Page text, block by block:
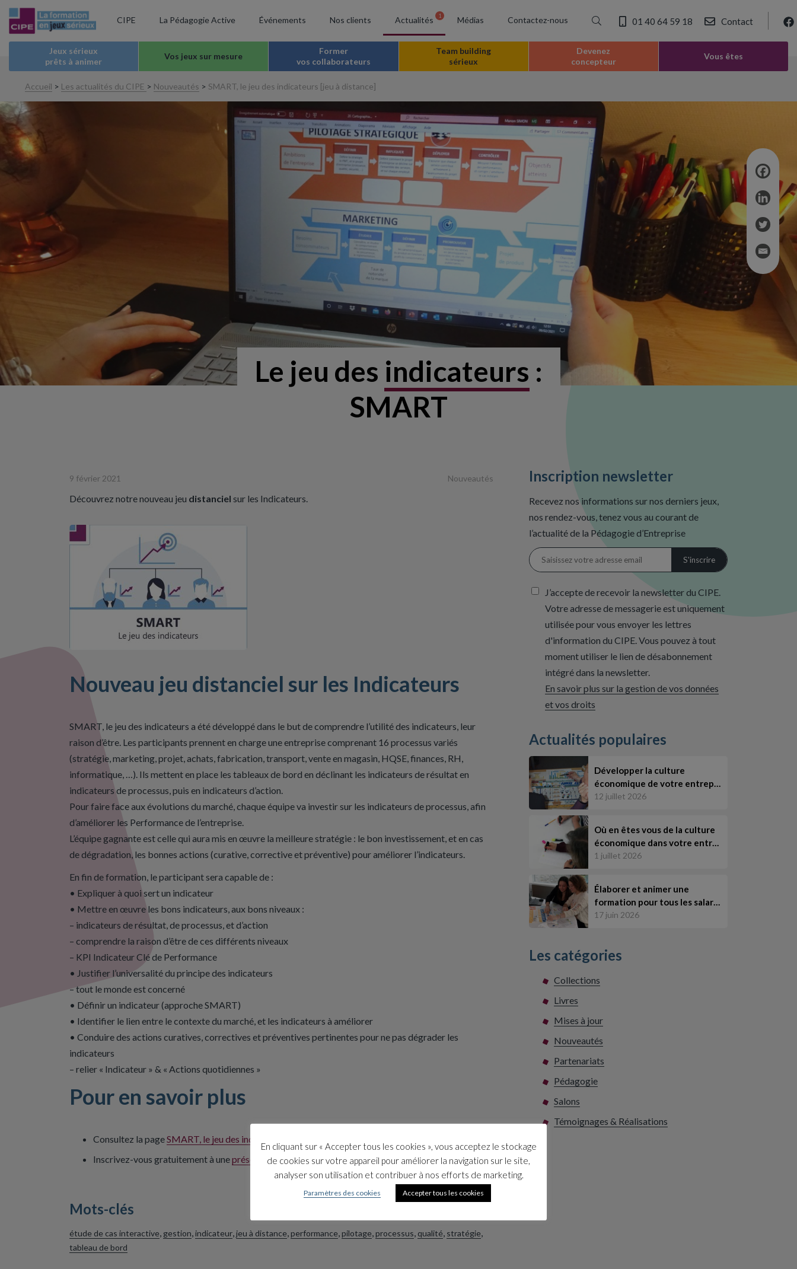
CIPE La Pédagogie Active Événements Nos clients Actualités 1 Médias Contactez-nous 01 40 64 59 18 Contact
Jeux sérieux
prêts à animer
Vos jeux sur mesure
Former
vos collaborateurs
Team building
sérieux
Devenez
concepteur
Vous êtes
Accueil > Les actualités du CIPE > Nouveautés > SMART, le jeu des indicateurs [jeu à distance]
Le jeu des indicateurs :
SMART
9 février 2021 Nouveautés
Découvrez notre nouveau jeu distanciel sur les Indicateurs.
Nouveau jeu distanciel sur les Indicateurs
SMART, le jeu des indicateurs a été développé dans le but de comprendre l’utilité des indicateurs, leur
raison d’être. Les participants prennent en charge une entreprise comprenant 16 processus variés
(stratégie, marketing, projet, achats, fabrication, transport, vente en magasin, HQSE, finances, RH,
informatique, …). Ils mettent en place les tableaux de bord en déclinant les indicateurs de résultat en
indicateurs de processus, puis en indicateurs d’action.
Pour faire face aux évolutions du marché, chaque équipe va investir sur les indicateurs de processus, afin
d’améliorer les Performance de l’entreprise.
L’équipe gagnante est celle qui aura mis en œuvre la meilleure stratégie : le bon investissement, et en cas
de dégradation, les bonnes actions (curative, corrective et préventive) pour améliorer l’indicateurs.
En fin de formation, le participant sera capable de :
• Expliquer à quoi sert un indicateur
• Mettre en œuvre les bons indicateurs, aux bons niveaux :
– indicateurs de résultat, de processus, et d’action
– comprendre la raison d’être de ces différents niveaux
– KPI Indicateur Clé de Performance
• Justifier l’universalité du principe des indicateurs
– tout le monde est concerné
• Définir un indicateur (approche SMART)
• Identifier le lien entre le contexte du marché, et les indicateurs à améliorer
• Conduire des actions curatives, correctives et préventives pertinentes pour ne pas dégrader les
indicateurs
– relier « Indicateur » & « Actions quotidiennes »
Pour en savoir plus
Consultez la pageSMART, le jeu des indicateurs [jeu distanciel]
Inscrivez-vous gratuitement à uneprésentation en ligne de notre jeu SMART.
Mots-clés
étude de cas interactive, gestion,indicateur,jeu à distance,performance,pilotage,processus, qualité, stratégie,
tableau de bord
Inscription newsletter
Recevez nos informations sur nos derniers jeux,
nos rendez-vous, tenez vous au courant de
l’actualité de la Pédagogie d’Entreprise
J’accepte de recevoir la newsletter du CIPE.
Votre adresse de messagerie est uniquement
utilisée pour vous envoyer les lettres
d'information du CIPE. Vous pouvez à tout
moment utiliser le lien de désabonnement
intégré dans la newsletter.
En savoir plus sur la gestion de vos données
et vos droits
Actualités populaires
Développer la culture
économique de votre entrep…
12 juillet 2026
Où en êtes vous de la culture
économique dans votre entr…
1 juillet 2026
Élaborer et animer une
formation pour tous les salar…
17 juin 2026
Les catégories
Collections
Livres
Mises à jour
Nouveautés
Partenariats
Pédagogie
Salons
Témoignages & Réalisations
En cliquant sur « Accepter tous les cookies », vous acceptez le stockage
de cookies sur votre appareil pour améliorer la navigation sur le site,
analyser son utilisation et contribuer à nos efforts de marketing.
Paramètres des cookies Accepter tous les cookies